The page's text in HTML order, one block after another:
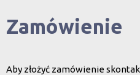
Zamówienie
Aby złożyć zamówienie